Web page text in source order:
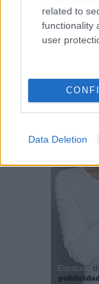
related to
functionality
user
Data Deletion